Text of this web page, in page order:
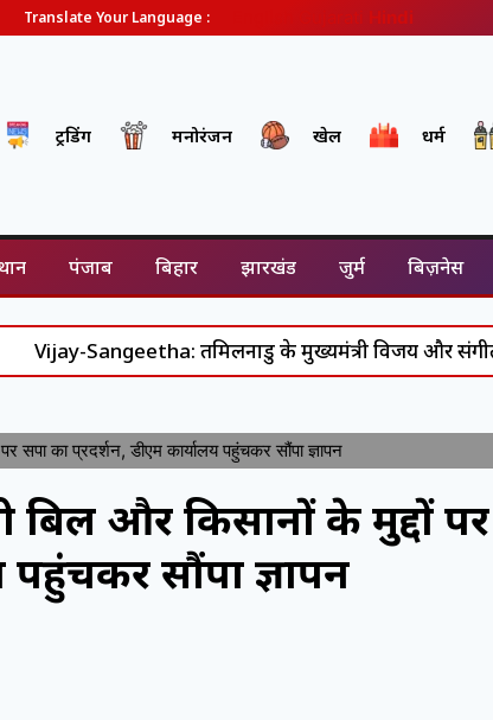
Translate Your Language : Hindi
ट्रेंडिंग मनोरंजन खेल धर्म
पंजाब बिहार झारखंड जुर्म बिज़नेस
तमिलनाडु के मुख्यमंत्री विजय और संगीता के रिश्ते
का प्रदर्शन, डीएम कार्यालय पहुंचकर सौंपा ज्ञापन
और किसानों के मुद्दों पर
पहुंचकर सौंपा ज्ञापन